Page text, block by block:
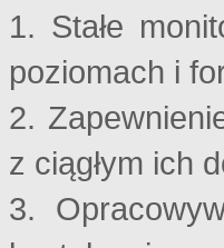
1. Stałe
poziomach i
2.
z ciągłym ich
3.